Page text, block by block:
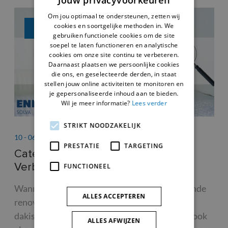
ook
ENERGIENIEUWS
Woning gebouwd vóór 2001? Ontdek
de groepsaankoop asbestattesten!
Werd jouw woning gebouwd voor 2001? Dan is
kans groot dat er nog asbesthoudende
aanwezig zijn. Vaak zijn die niet meteen
Om jou optimaal te ondersteunen, zetten wij
cookies en soortgelijke methoden in. We
gebruiken functionele cookies om de site
soepel te laten functioneren en analytische
cookies om onze site continu te verbeteren.
Daarnaast plaatsen we persoonlijke cookies
die ons, en geselecteerde derden, in staat
stellen jouw online activiteiten te monitoren en
je gepersonaliseerde inhoud aan te bieden.
Wil je meer informatie? Lees verder
STRIKT NOODZAKELIJK
PRESTATIE TARGETING
FUNCTIONEEL
ALLES ACCEPTEREN
ALLES AFWIJZEN